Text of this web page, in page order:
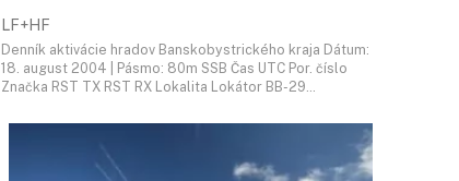
LF+HF
Denník aktivácie hradov Banskobystrického kraja Dátum:
18. august 2004 | Pásmo: 80m SSB Čas UTC Por. číslo
Značka RST TX RST RX Lokalita Lokátor BB-29…